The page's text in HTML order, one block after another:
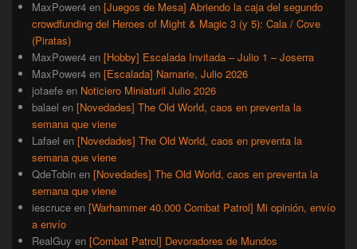
MaxPower4 en [Juegos de Mesa] Abriendo la caja del segundo
crowdfunding del Heroes of Might & Magic 3 (y 5): Cala / Cove
(Piratas)
MaxPower4 en [Hobby] Escalada Invitada – Julio 1 – Joserra
MaxPower4 en [Escalada] Namarie, Julio 2026
jotaefe en Noticiero Miniaturil Julio 2026
balael en [Novedades] The Old World, caos en preventa la
semana que viene
Lafael en [Novedades] The Old World, caos en preventa la
semana que viene
QdeTobin en [Novedades] The Old World, caos en preventa la
semana que viene
iescruce en [Warhammer 40.000 Combat Patrol] Mi opinión, envío
a envío
RealGuy en [Combat Patrol] Devoradores de Mundos